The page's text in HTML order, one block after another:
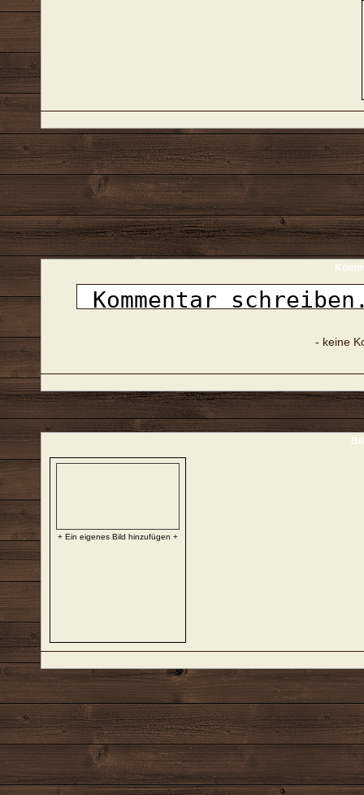
- keine
+ Ein eigenes Bild hinzufügen +